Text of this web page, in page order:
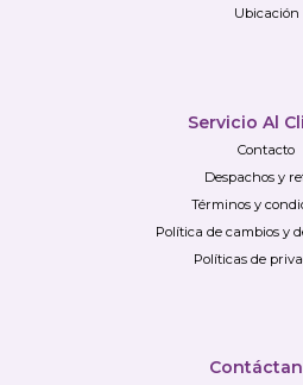
Ubicación
Servicio Al
Contacto
Despachos y
Términos y
Política de cambios y
Políticas de